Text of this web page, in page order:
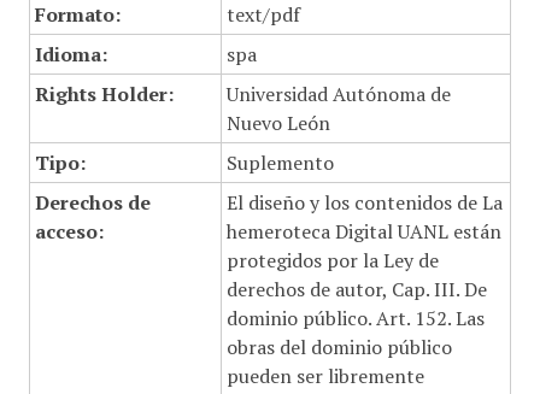
Formato:
text/pdf
Idioma:
spa
Rights Holder:
Universidad Autónoma de
Nuevo León
Tipo:
Suplemento
Derechos de
acceso:
El diseño y los contenidos de La
hemeroteca Digital UANL están
protegidos por la Ley de
derechos de autor, Cap. III. De
dominio público. Art. 152. Las
obras del dominio público
pueden ser libremente